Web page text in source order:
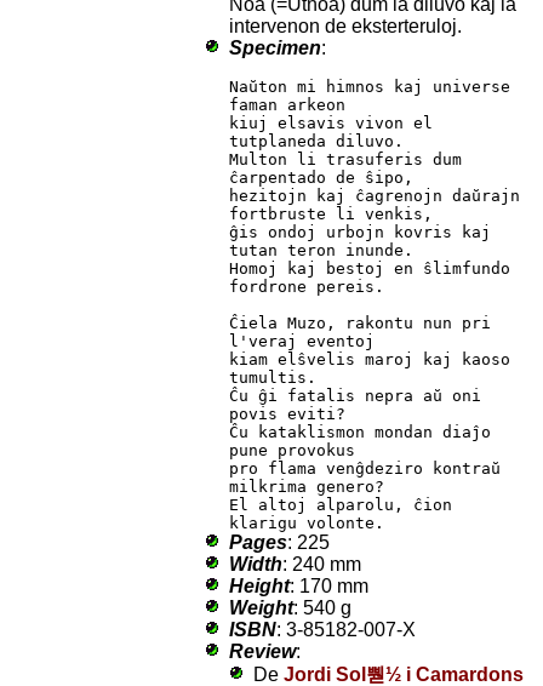
Noa (=Utnoa) dum la diluvo kaj la
intervenon de eksterteruloj.
Specimen:
Naŭton mi himnos kaj universe
faman arkeon
kiuj elsavis vivon el
tutplaneda diluvo.
Multon li trasuferis dum
ĉarpentado de ŝipo,
hezitojn kaj ĉagrenojn daŭrajn
fortbruste li venkis,
ĝis ondoj urbojn kovris kaj
tutan teron inunde.
Homoj kaj bestoj en ŝlimfundo
fordrone pereis.
Ĉiela Muzo, rakontu nun pri
l'veraj eventoj
kiam elŝvelis maroj kaj kaoso
tumultis.
Ĉu ĝi fatalis nepra aŭ oni
povis eviti?
Ĉu kataklismon mondan diaĵo
pune provokus
pro flama venĝdeziro kontraŭ
milkrima genero?
El altoj alparolu, ĉion
klarigu volonte.
Pages: 225
Width: 240 mm
Height: 170 mm
Weight: 540 g
ISBN: 3-85182-007-X
Review:
De Jordi Sol뿯½ i Camardons